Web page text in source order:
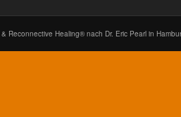
Reconnective Healing® nach Dr. Eric Pearl in